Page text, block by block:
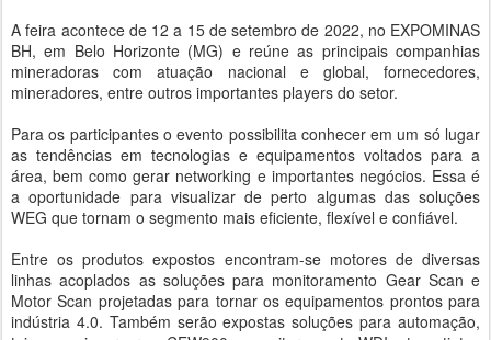
A feira acontece de 12 a 15 de setembro de 2022, no EXPOMINAS
BH, em Belo Horizonte (MG) e reúne as principais companhias
mineradoras com atuação nacional e global, fornecedores,
mineradores, entre outros importantes players do setor.
Para os participantes o evento possibilita conhecer em um só lugar
as tendências em tecnologias e equipamentos voltados para a
área, bem como gerar networking e importantes negócios. Essa é
a oportunidade para visualizar de perto algumas das soluções
WEG que tornam o segmento mais eficiente, flexível e confiável.
Entre os produtos expostos encontram-se motores de diversas
linhas acoplados as soluções para monitoramento Gear Scan e
Motor Scan projetadas para tornar os equipamentos prontos para
indústria 4.0. Também serão expostas soluções para automação,